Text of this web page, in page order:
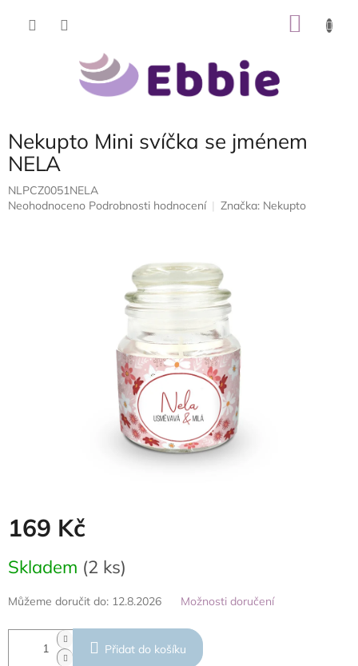
Nekupto Mini svíčka se jménem
NELA
NLPCZ0051NELA
Průměrné
Neohodnoceno Podrobnosti hodnocení Značka: Nekupto
169 Kč
cena:
Skladem (2 ks)
Můžeme doručit do: 12.8.2026 Možnosti doručení
Přidat do košíku